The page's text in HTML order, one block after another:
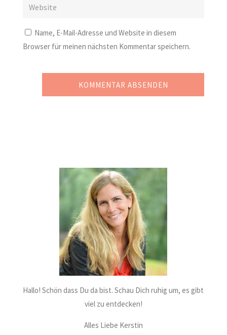
Name, E-Mail-Adresse und Website in diesem
Browser für meinen nächsten Kommentar speichern.
Hallo! Schön dass Du da bist. Schau Dich ruhig um, es gibt
viel zu entdecken!
Alles Liebe Kerstin